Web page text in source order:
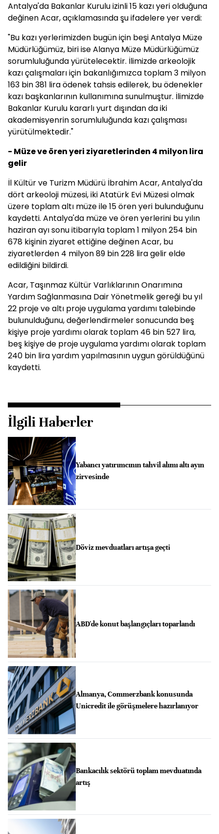
Antalya'da Bakanlar Kurulu izinli 15 kazı yeri olduğuna
değinen Acar, açıklamasında şu ifadelere yer verdi:
"Bu kazı yerlerimizden bugün için beşi Antalya Müze
Müdürlüğümüz, biri ise Alanya Müze Müdürlüğümüz
sorumluluğunda yürütelecektir. İlimizde arkeolojik
kazı çalışmaları için bakanlığımızca toplam 3 milyon
163 bin 381 lira ödenek tahsis edilerek, bu ödenekler
kazı başkanlarının kullanımına sunulmuştur. İlimizde
Bakanlar Kurulu kararlı yurt dışından da iki
akademisyenrin sorumluluğunda kazı çalışması
yürütülmektedir."
- Müze ve ören yeri ziyaretlerinden 4 milyon lira
gelir
İl Kültür ve Turizm Müdürü İbrahim Acar, Antalya'da
dört arkeoloji müzesi, iki Atatürk Evi Müzesi olmak
üzere toplam altı müze ile 15 ören yeri bulunduğunu
kaydetti. Antalya'da müze ve ören yerlerini bu yılın
haziran ayı sonu itibarıyla toplam 1 milyon 254 bin
678 kişinin ziyaret ettiğine değinen Acar, bu
ziyaretlerden 4 milyon 89 bin 228 lira gelir elde
edildiğini bildirdi.
Acar, Taşınmaz Kültür Varlıklarının Onarımına
Yardım Sağlanmasına Dair Yönetmelik gereği bu yıl
22 proje ve altı proje uygulama yardımı talebinde
bulunulduğunu, değerlendirmeler sonucunda beş
kişiye proje yardımı olarak toplam 46 bin 527 lira,
beş kişiye de proje uygulama yardımı olarak toplam
240 bin lira yardım yapılmasının uygun görüldüğünü
kaydetti.
İlgili Haberler
Yabancı yatırımcının tahvil alımı altı ayın
zirvesinde
Döviz mevduatları artışa geçti
ABD'de konut başlangıçları toparlandı
Almanya, Commerzbank konusunda
Unicredit ile görüşmelere hazırlanıyor
Bankacılık sektörü toplam mevduatında
artış